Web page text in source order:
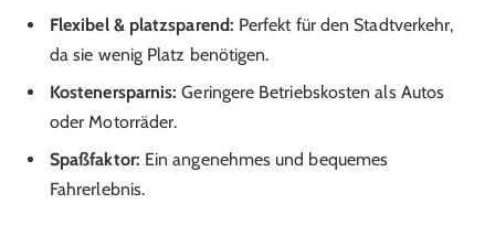
Flexibel & platzsparend: Perfekt für den Stadtverkehr,
da sie wenig Platz benötigen.
Kostenersparnis: Geringere Betriebskosten als Autos
oder Motorräder.
Spaßfaktor: Ein angenehmes und bequemes
Fahrerlebnis.